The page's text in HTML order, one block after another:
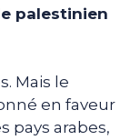
palestinien
Mais le
en faveur
pays arabes,